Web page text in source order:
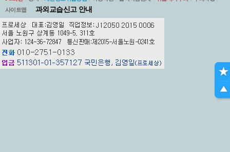
사이트맵
과외교습신고 안내